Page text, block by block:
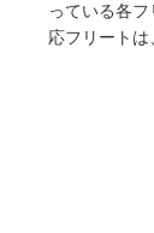
っている各
応フリートは